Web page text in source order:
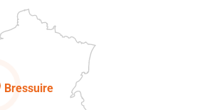
Bressuire